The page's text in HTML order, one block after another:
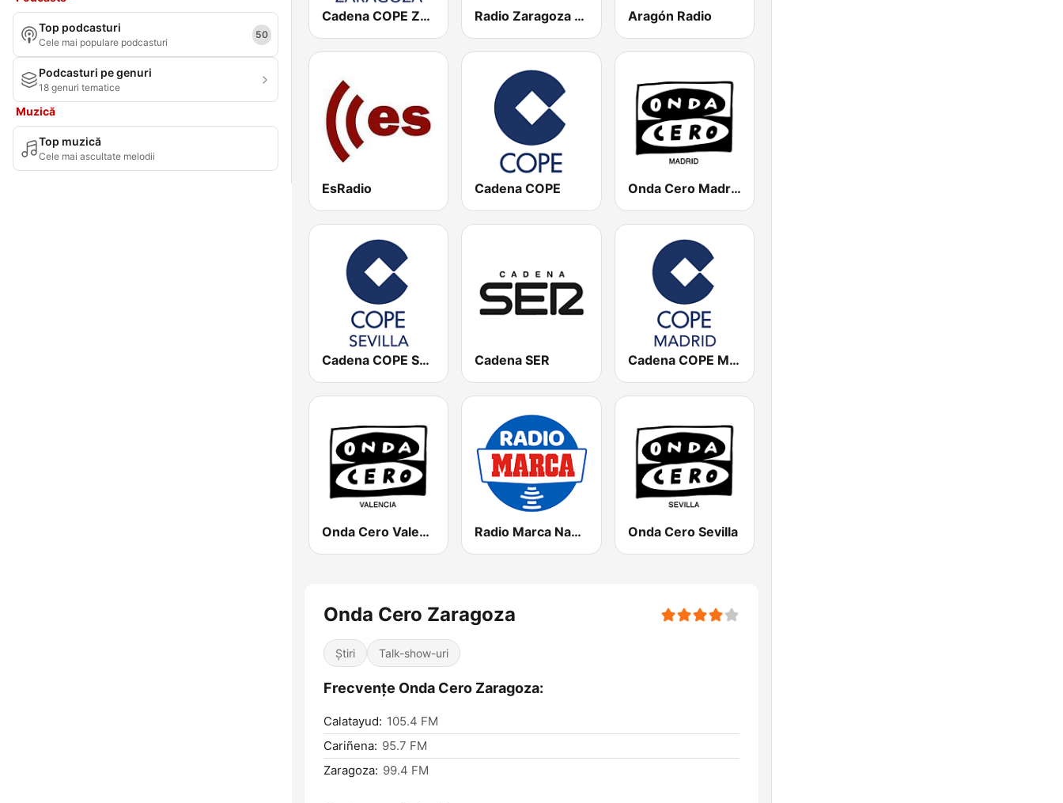
Top podcasturi
Cele mai populare podcasturi
50
Podcasturi pe genuri
18 genuri tematice
Muzică
Top muzică
Cele mai ascultate melodii
Cadena COPE Zaragoza Radio Zaragoza SER Aragón Radio
EsRadio Cadena COPE Onda Cero Madrid
Cadena COPE Sevilla Cadena SER Cadena COPE Madrid
Onda Cero Valencia Radio Marca Nacional Onda Cero Sevilla
Onda Cero Zaragoza
Știri Talk-show-uri
Frecvențe Onda Cero Zaragoza:
Calatayud: 105.4 FM
Cariñena: 95.7 FM
Zaragoza: 99.4 FM